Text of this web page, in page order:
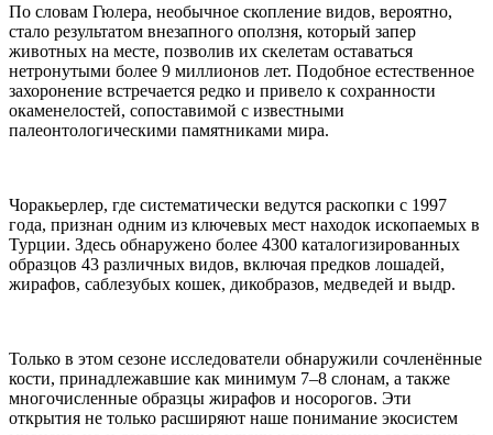
По словам Гюлера, необычное скопление видов, вероятно,
стало результатом внезапного оползня, который запер
животных на месте, позволив их скелетам оставаться
нетронутыми более 9 миллионов лет. Подобное естественное
захоронение встречается редко и привело к сохранности
окаменелостей, сопоставимой с известными
палеонтологическими памятниками мира.
Чоракьерлер, где систематически ведутся раскопки с 1997
года, признан одним из ключевых мест находок ископаемых в
Турции. Здесь обнаружено более 4300 каталогизированных
образцов 43 различных видов, включая предков лошадей,
жирафов, саблезубых кошек, дикобразов, медведей и выдр.
Только в этом сезоне исследователи обнаружили сочленённые
кости, принадлежавшие как минимум 7–8 слонам, а также
многочисленные образцы жирафов и носорогов. Эти
открытия не только расширяют наше понимание экосистем